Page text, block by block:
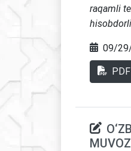
raqamli
etilgan.
yetarli
09/
PDF